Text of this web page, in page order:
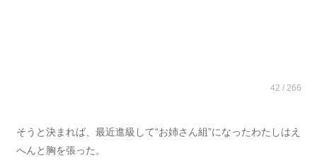
42 / 266
そうと決まれば、最近進級して“お姉さん組”になったわたしはえ
へんと胸を張った。